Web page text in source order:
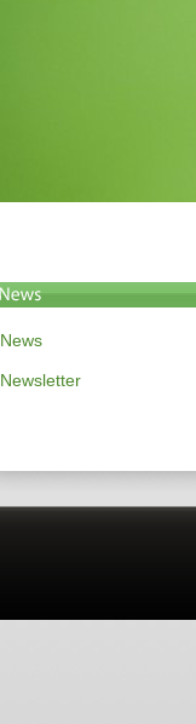
News
Newsletter